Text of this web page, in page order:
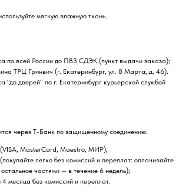
мягкую влажную ткань.
по всей России до ПВЗ СДЭК (пункт выдачи заказа);
ТРЦ Гринвич (г. Екатеринбург, ул. 8 Марта, д. 46).
"до дверей" по г. Екатеринбург курьерской службой
через Т-Банк по защищенному соединению.
(VISA, MasterCard, Maestro, МИР);
легко без комиссий и переплат: оплачивайте
частями — в течение 6 недель);
месяца без комиссий и переплат.